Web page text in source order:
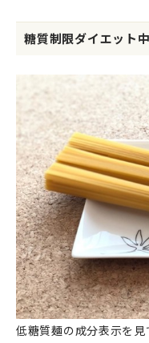
糖質制限ダイエット
低糖質麺の成分表示を